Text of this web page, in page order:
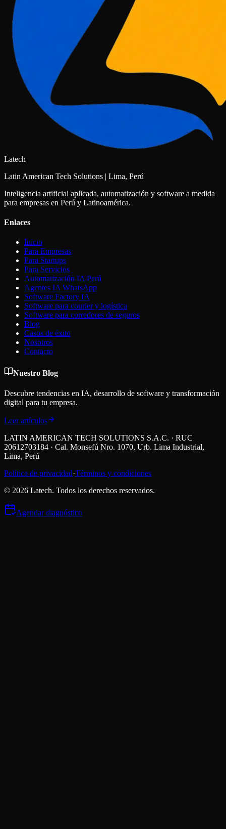
Latech
Latin American Tech Solutions | Lima, Perú
Inteligencia artificial aplicada, automatización y software a medida
para empresas en Perú y Latinoamérica.
Enlaces
Inicio
Para Empresas
Para Startups
Para Servicios
Automatización IA Perú
Agentes IA WhatsApp
Software Factory IA
Software para courier y logística
Software para corredores de seguros
Blog
Casos de éxito
Nosotros
Contacto
Nuestro Blog
Descubre tendencias en IA, desarrollo de software y transformación
digital para tu empresa.
Leer artículos
LATIN AMERICAN TECH SOLUTIONS S.A.C. · RUC
20612703184 · Cal. Monsefú Nro. 1070, Urb. Lima Industrial,
Lima, Perú
Política de privacidad·Términos y condiciones
© 2026 Latech. Todos los derechos reservados.
Agendar diagnóstico